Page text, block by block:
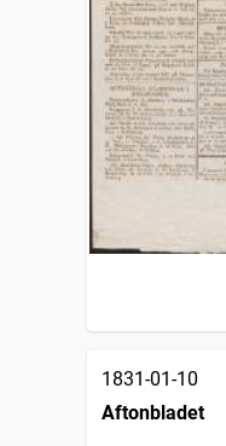
1831-01-10
Aftonbladet